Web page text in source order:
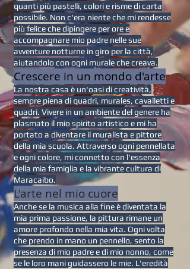
quanti più pastelli, colori e risme di carta
possibile. Non c'era niente che mi rendesse
più felice che dipingere per ore e
accompagnare mio padre nelle sue
avventure notturne in giro per la città,
aiutandolo con ogni murale che creava.
Crescere in un mondo d'arte
La nostra casa è un'oasi di creatività,
sempre piena di quadri, murales, cavalletti e
quadri. Vivere in un ambiente del genere ha
plasmato il mio spirito artistico e mi ha
portato a diventare il muralista e pittore
della mia scuola. Attraverso ogni pennellata
e ogni colore, mi connetto con l'essenza
della mia famiglia e la vibrante cultura di
Maracaibo.
L'arte nel mio cuore
Anche se la musica alla fine è diventata la
mia prima passione, la pittura rimane un
amore profondo nella mia vita. Ogni volta
che prendo in mano un pennello, sento la
presenza di mio padre e di mio nonno, come
se le loro mani guidassero le mie. L'eredità